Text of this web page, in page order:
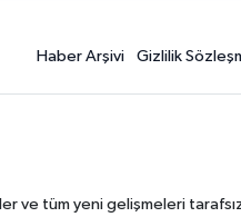
Haber Arşivi Gizlilik
ve tüm yeni gelişmeleri